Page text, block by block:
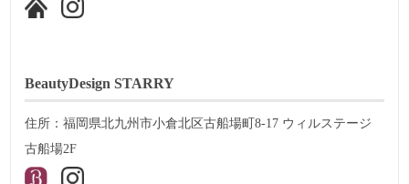
BeautyDesign STARRY
住所：福岡県北九州市小倉北区古船場町8-17 ウィルステージ
古船場2F